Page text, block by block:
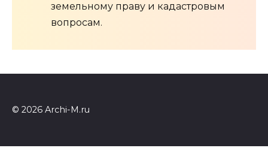
земельному праву и кадастровым
вопросам.
© 2026 Archi-M.ru